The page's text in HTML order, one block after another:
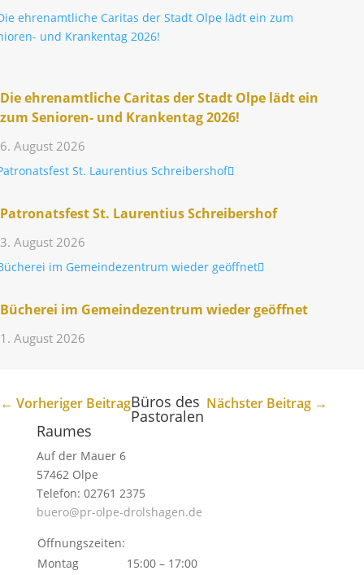
Die ehren­amt­liche Caritas der Stadt Olpe lädt ein
zum Senioren- und Kran­kentag 2026!
6. August 2026
Patro­nats­fest St. Lauren­tius Schreibershof
3. August 2026
Bücherei im Gemein­de­zen­trum wieder geöffnet
1. August 2026
← Vorheriger Beitrag Nächster Beitrag →
Büros des
Pastoralen
Raumes
Auf der Mauer 6
57462 Olpe
Telefon: 02761 2375
buero@pr-olpe-drolshagen.de
Öffnungszeiten:
Montag
15:00 – 17:00